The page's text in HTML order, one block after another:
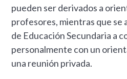
pueden ser derivados a
profesores, mientras que se
de Educación Secundaria a
personalmente con un
una reunión privada.